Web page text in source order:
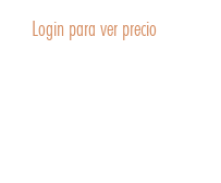
Login para ver precio